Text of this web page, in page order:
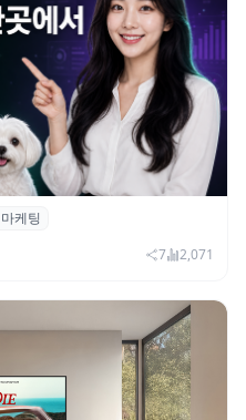
브·인스타 등 6개
케팅
7 2,071